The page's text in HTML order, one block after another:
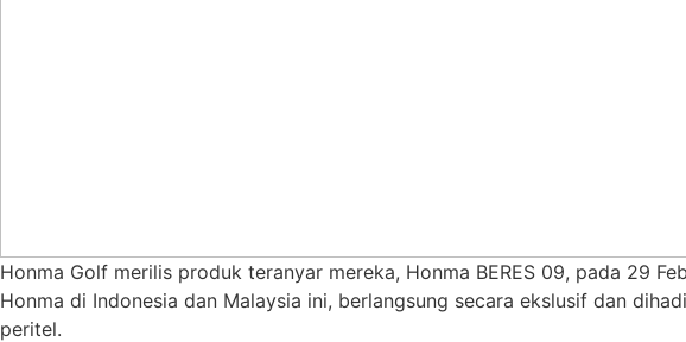
Honma Golf merilis produk teranyar mereka, Honma BERES 09, pada 29
Honma di Indonesia dan Malaysia ini, berlangsung secara ekslusif dan
peritel.